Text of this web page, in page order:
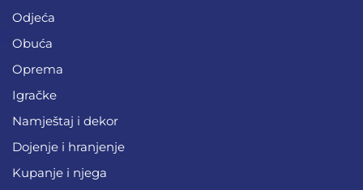
Odjeća
Obuća
Oprema
Igračke
Namještaj i dekor
Dojenje i hranjenje
Kupanje i njega